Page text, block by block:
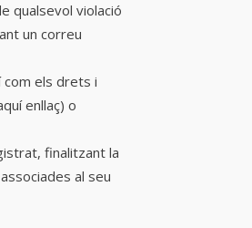
qualsevol violació
un correu
com els drets i
enllaç) o
finalitzant la
al seu